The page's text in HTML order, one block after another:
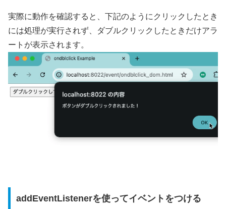
実際に動作を確認すると、下記のようにクリックしたとき
には処理が実行されず、ダブルクリックしたときだけアラ
ートが表示されます。
addEventListenerを使ってイベントをつける